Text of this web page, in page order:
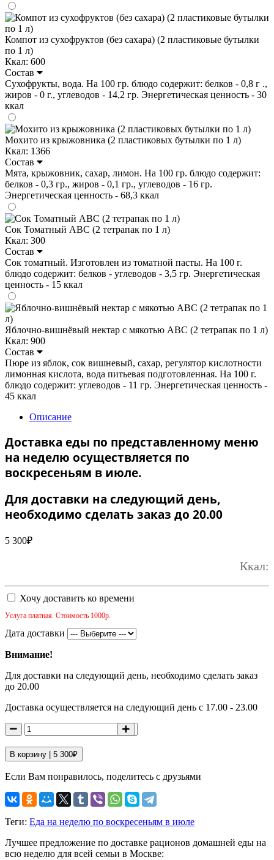
Компот из сухофруктов (без сахара) (2 пластиковые бутылки
по 1 л)
Ккал: 600
Состав
Сухофрукты, вода. На 100 гр. блюдо содержит: белков - 0,8 г .,
жиров - 0 г., углеводов - 14,2 гр. Энергетическая ценность - 30
ккал
Мохито из крыжовника (2 пластиковых бутылки по 1 л)
Ккал: 1366
Состав
Мята, крыжовник, сахар, лимон. На 100 гр. блюдо содержит:
белков - 0,3 гр., жиров - 0,1 гр., углеводов - 16 гр.
Энергетическая ценность - 68,3 ккал
Сок Томатный ABC (2 тетрапак по 1 л)
Ккал: 300
Состав
Сок томатный. Изготовлен из томатной пасты. На 100 г.
блюдо содержит: белков - углеводов - 3,5 гр. Энергетическая
ценность - 15 ккал
Яблочно-вишнёвый нектар с мякотью ABC (2 тетрапак по 1 л)
Ккал: 900
Состав
Пюре из яблок, сок вишневый, сахар, регулятор кислотности
лимонная кислота, вода питьевая подготовленная. На 100 г.
блюдо содержит: углеводов - 11 гр. Энергетическая ценность -
45 ккал
Описание
Доставка еды по представленному меню
на неделю осуществляется по
воскресеньям в июле.
Для доставки на следующий день,
необходимо сделать заказ до 20.00
5 300₽
Ккал:
Хочу доставить ко времени
Услуга платная. Стоимость 1000р.
Дата доставки
Внимание!
Для доставки на следующий день, необходимо сделать заказ
до 20.00
Доставка осуществляется на следующий день с 17.00 - 23.00
В корзину | 5 300₽
Если Вам понравилось, поделитесь с друзьями
Теги: Еда на неделю по воскресеньям в июле
Лучшее предложение по доставке рационов домашней еды на
всю неделю для всей семьи в Москве: